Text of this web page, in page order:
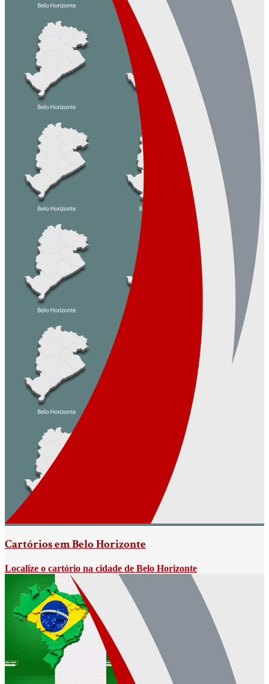
Cartórios em Belo Horizonte
Localize o cartório na cidade de Belo Horizonte